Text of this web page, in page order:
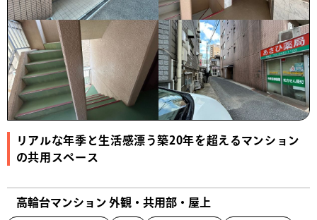
リアルな年季と生活感漂う築20年を超えるマンション
の共用スペース
高輪台マンション 外観・共用部・屋上